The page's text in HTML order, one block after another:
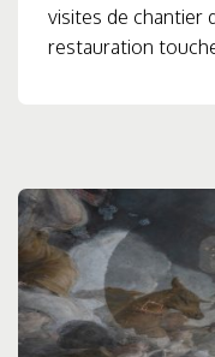
visites de chantier
restauration